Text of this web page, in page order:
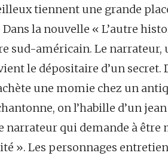
tiennent une grande
la nouvelle « L’autre
sud-américain. Le narrateur,
le dépositaire d’un secret.
une momie chez un
on l’habille d’un jean
narrateur qui demande à
». Les personnages